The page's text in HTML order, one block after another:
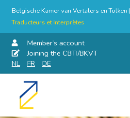
Belgische Kamer van Vertalers en Tolken |
Traducteurs et Interprètes
Member’s account
Joining the CBTI/BKVT
NL
FR DE
Skip